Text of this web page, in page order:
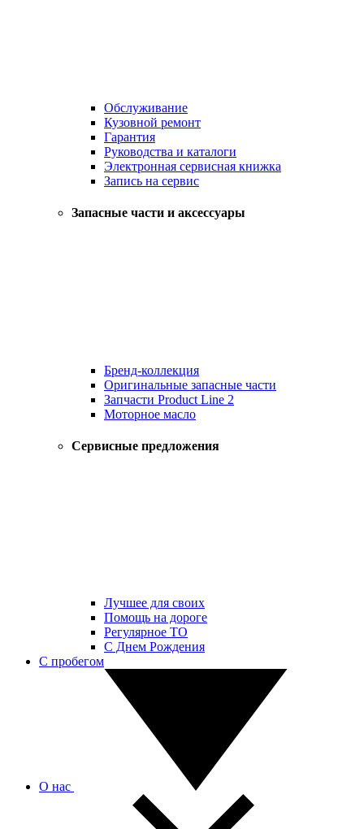
Обслуживание
Кузовной ремонт
Гарантия
Руководства и каталоги
Электронная сервисная книжка
Запись на сервис
Запасные части и аксессуары
Бренд-коллекция
Оригинальные запасные части
Запчасти Product Line 2
Моторное масло
Сервисные предложения
Лучшее для своих
Помощь на дороге
Регулярное ТО
С Днем Рождения
С пробегом
О нас